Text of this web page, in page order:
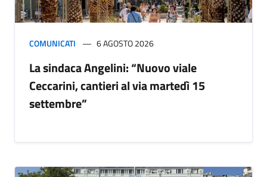
COMUNICATI 6 AGOSTO 2026
La sindaca Angelini: “Nuovo viale
Ceccarini, cantieri al via martedì 15
settembre”